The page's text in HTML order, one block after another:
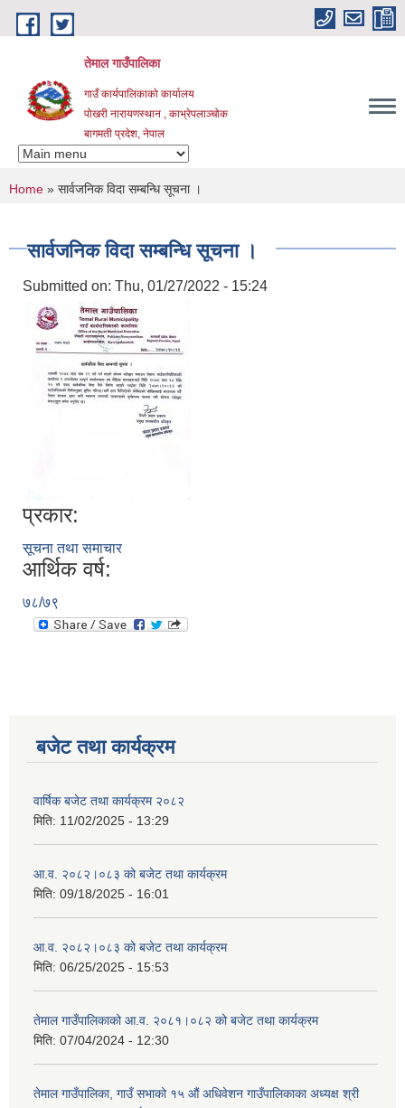
Skip to main content
तेमाल गाउँपालिका
गाउँ कार्यपालिकाको कार्यालय
पोखरी नारायणस्थान , काभ्रेपलाञ्चोक ‌‌‍‍‍‍‍‍
बागमती प्रदेश, नेपाल
You are here
Home » सार्वजनिक विदा सम्बन्धि सूचना ।
सार्वजनिक विदा सम्बन्धि सूचना ।
Submitted on: Thu, 01/27/2022 - 15:24
प्रकार:
सूचना तथा समाचार
आर्थिक वर्ष:
७८/७९
बजेट तथा कार्यक्रम
वार्षिक बजेट तथा कार्यक्रम २०८२
मिति: 11/02/2025 - 13:29
आ.व. २०८२।०८३ को बजेट तथा कार्यक्रम
मिति: 09/18/2025 - 16:01
आ.व. २०८२।०८३ को बजेट तथा कार्यक्रम
मिति: 06/25/2025 - 15:53
तेमाल गाउँपालिकाको आ.व. २०८१।०८२ को बजेट तथा कार्यक्रम
मिति: 07/04/2024 - 12:30
तेमाल गाउँपालिका, गाउँ सभाको १५ औं अधिवेशन गाउँपालिकाका अध्यक्ष श्री